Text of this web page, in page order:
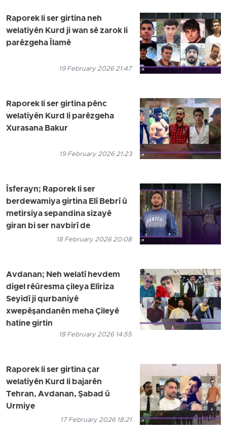
Raporek li ser girtina neh
welatiyên Kurd ji wan sê zarok li
parêzgeha Îlamê
19 February 2026 21:47
Raporek li ser girtina pênc
welatiyên Kurd li parêzgeha
Xurasana Bakur
19 February 2026 21:23
Îsferayn; Raporek li ser
berdewamiya girtina Elî Bebrî û
metirsiya sepandina sizayê
giran bi ser navbirî de
18 February 2026 20:08
Avdanan; Neh welatî hevdem
digel rêûresma çileya Elîriza
Seyidî ji qurbaniyê
xwepêşandanên meha Çileyê
hatine girtin
18 February 2026 14:55
Raporek li ser girtina çar
welatiyên Kurd li bajarên
Tehran, Avdanan, Şabad û
Urmiye
17 February 2026 18:21